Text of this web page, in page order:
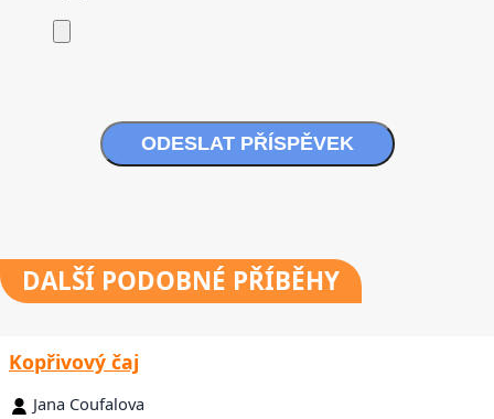
ODESLAT PŘÍSPĚVEK
DALŠÍ PODOBNÉ PŘÍBĚHY
Kopřivový čaj
Jana Coufalova